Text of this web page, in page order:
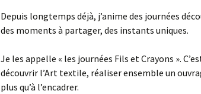
Depuis longtemps déjà, j’anime des journées
des moments à partager, des instants uniques.
Je les appelle « les journées Fils et Crayons ».
découvrir l’Art textile, réaliser ensemble un
plus qu’à l’encadrer.